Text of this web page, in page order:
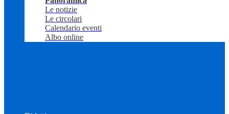
Le notizie
Le circolari
Calendario eventi
Albo online